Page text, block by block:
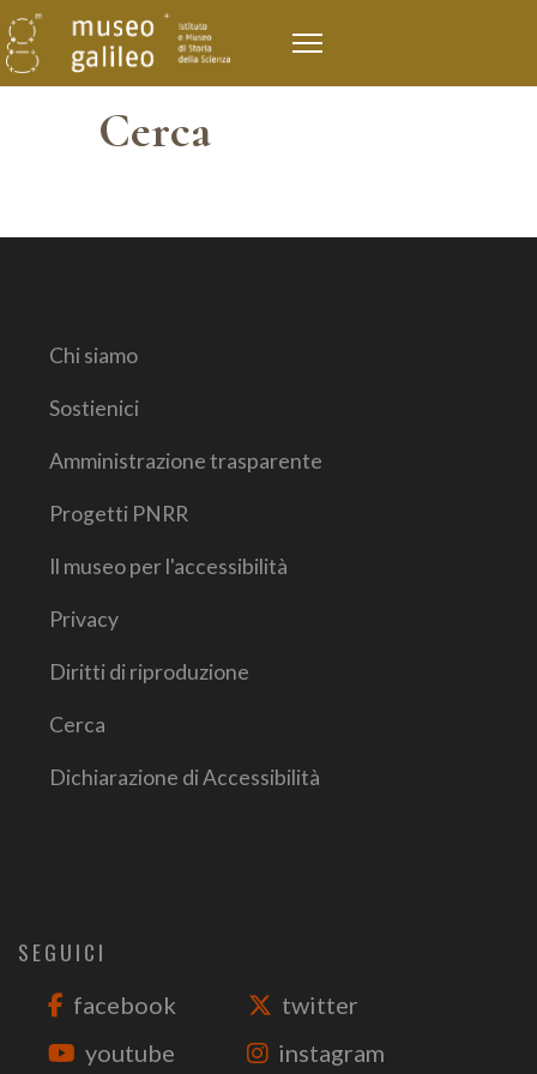
Cerca
Chi siamo
Sostienici
Amministrazione trasparente
Progetti PNRR
Il museo per l'accessibilità
Privacy
Diritti di riproduzione
Cerca
Dichiarazione di Accessibilità
SEGUICI
facebook
twitter
youtube
instagram